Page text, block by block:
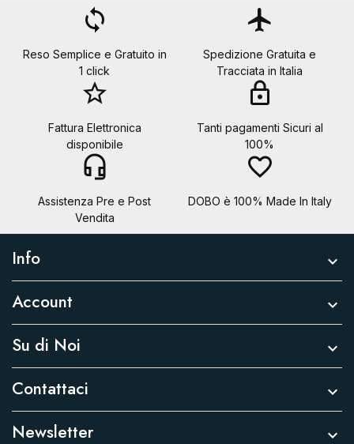
loop
Reso Semplice e Gratuito in
1 click
flight
Spedizione Gratuita e
Tracciata in Italia
star_border
Fattura Elettronica
disponibile
lock
Tanti pagamenti Sicuri al
100%
headset_mic
Assistenza Pre e Post
Vendita
favorite_border
DOBO è 100% Made In Italy
Info 
Account 
Su di Noi 
Contattaci 
Newsletter 